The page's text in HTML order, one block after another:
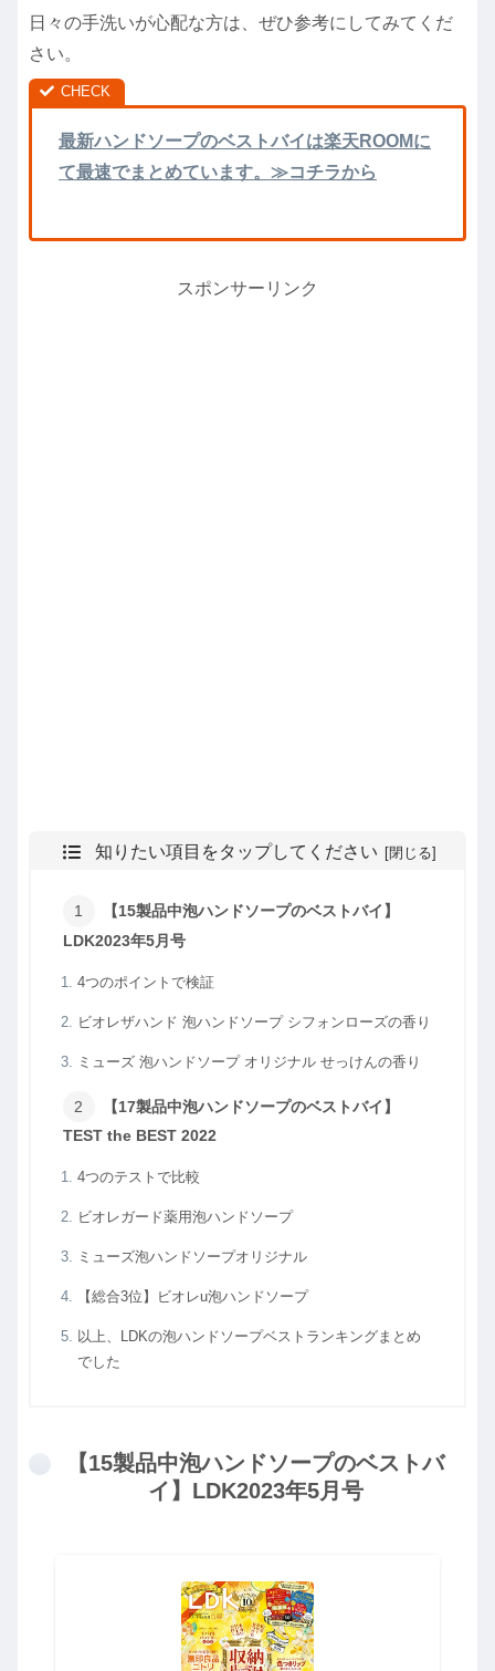
日々の手洗いが心配な方は、ぜひ参考にしてみてくだ
さい。
最新ハンドソープのベストバイは楽天ROOMに
て最速でまとめています。≫コチラから
スポンサーリンク
知りたい項目をタップしてください
【15製品中泡ハンドソープのベストバイ】
LDK2023年5月号
4つのポイントで検証
ビオレザハンド 泡ハンドソープ シフォンローズの香り
ミューズ 泡ハンドソープ オリジナル せっけんの香り
【17製品中泡ハンドソープのベストバイ】
TEST the BEST 2022
4つのテストで比較
ビオレガード薬用泡ハンドソープ
ミューズ泡ハンドソープオリジナル
【総合3位】ビオレu泡ハンドソープ
以上、LDKの泡ハンドソープベストランキングまとめ
でした
【15製品中泡ハンドソープのベストバ
イ】LDK2023年5月号